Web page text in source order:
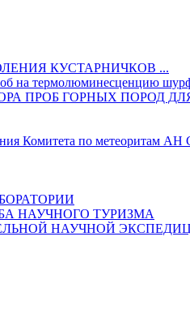
КУСТАРНИЧКОВ ...
на термолюминесценцию
ПРОБ ГОРНЫХ
Комитета по метеоритам
НАУЧНОГО ТУРИЗМА
НАУЧНОЙ